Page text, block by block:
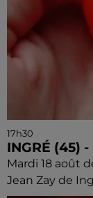
17h30
INGRÉ (45)
Mardi 18 août
Jean Zay de